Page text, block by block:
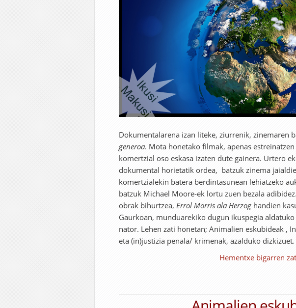
Dokumentalarena izan liteke, ziurrenik, zinemaren
generoa. Mota honetako filmak, apenas
komertzial oso eskasa izaten dute gainera. Urtero
dokumental horietatik ordea, batzuk zinema
komertzialekin batera berdintasunean lehiatzeko
batzuk Michael Moore-ek lortu zuen bezala
obrak bihurtzea, Errol Morris ala Herzog handien
Gaurkoan, munduarekiko dugun ikuspegia
nator. Lehen zati honetan; Animalien eskubideak ,
eta (in)justizia penala/ krimenak, azalduko dizkizuet.
Hementxe bigarren